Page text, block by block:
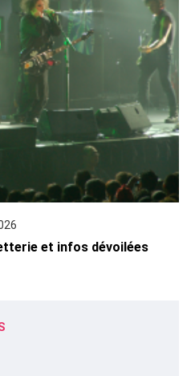
et infos dévoilées